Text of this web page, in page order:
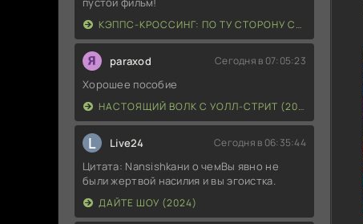
КЭППС-КРОССИНГ: ПО ТУ СТОРОНУ СМЕРТИ (2026)
paraxod Сегодня в 07:05:23
Хорошее пособие
НАСТОЯЩИЙ ВОЛК С УОЛЛ-СТРИТ (2026)
L Live24 Сегодня в 06:35:44
Цитата: Nansishkaни о чемВы явно не
были жертвой насилия и вы эгоистка.
ДАЙТЕ ШОУ (2024)